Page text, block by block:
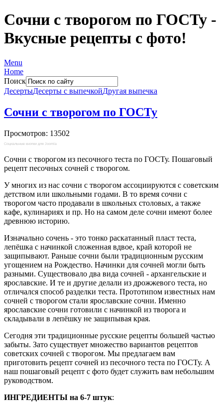
Сочни с творогом по ГОСТу -
Вкусные рецепты с фото!
Menu
Home
Поиск
ДесертыДесерты с выпечкойДругая выпечка
Сочни с творогом по ГОСТу
Просмотров: 13502
Социальные кнопки для Joomla
Сочни с творогом из песочного теста по ГОСТу. Пошаговый
рецепт песочных сочней с творогом.
У многих из нас сочни с творогом ассоциируются с советским
детством или школьными годами. В то время сочни с
творогом часто продавали в школьных столовых, а также
кафе, кулинариях и пр. Но на самом деле сочни имеют более
древнюю историю.
Изначально сочень - это тонко раскатанный пласт теста,
лепёшка с начинкой сложенная вдвое, край которой не
защипывают. Раньше сочни были традиционным русским
угощением на Рождество. Начинки для сочней могли быть
разными. Существовало два вида сочней - архангельские и
ярославские. И те и другие делали из дрожжевого теста, но
отличался способ разделки теста. Прототипом известных нам
сочней с творогом стали ярославские сочни. Именно
ярославские сочни готовили с начинкой из творога и
складывали в лепёшку не защипывая края.
Сегодня эти традиционные русские рецепты большей частью
забыты. Зато существует множество вариантов рецептов
советских сочней с творогом. Мы предлагаем вам
приготовить рецепт сочней из песочного теста по ГОСТу. А
наш пошаговый рецепт с фото будет служить вам небольшим
руководством.
ИНГРЕДИЕНТЫ на 6-7 штук: